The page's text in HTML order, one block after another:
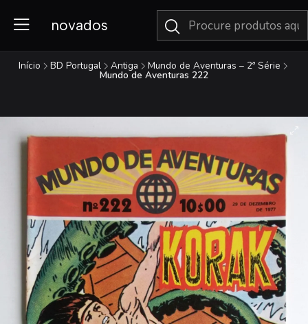
novados
Início BD Portugal Antiga Mundo de Aventuras – 2ª Série
Mundo de Aventuras 222